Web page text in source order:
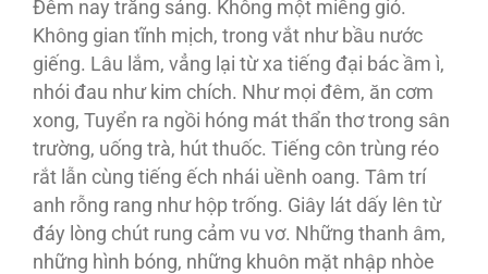
Đêm nay trăng sáng. Không một miếng gió.
Không gian tĩnh mịch, trong vắt như bầu nước
giếng. Lâu lắm, vẳng lại từ xa tiếng đại bác ầm ì,
nhói đau như kim chích. Như mọi đêm, ăn cơm
xong, Tuyển ra ngồi hóng mát thẩn thơ trong sân
trường, uống trà, hút thuốc. Tiếng côn trùng réo
rắt lẫn cùng tiếng ếch nhái uềnh oang. Tâm trí
anh rỗng rang như hộp trống. Giây lát dấy lên từ
đáy lòng chút rung cảm vu vơ. Những thanh âm,
những hình bóng, những khuôn mặt nhập nhòe